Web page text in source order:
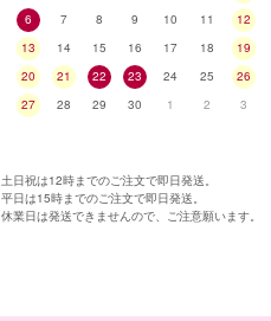
6
7 8 9 10 11
12
13
14 15 16 17 18
19
20
21 22 23 24 25
26
27
28 29 30 1 2 3
土日祝は12時までのご注文で即日発送。
平日は15時までのご注文で即日発送。
休業日は発送できませんので、ご注意願います。